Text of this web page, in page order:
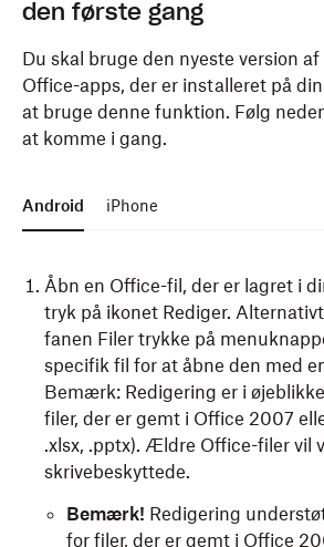
den første gang
Du skal bruge den nyeste version
Office-apps, der er installeret på
at bruge denne funktion. Følg
at komme i gang.
Android iPhone
Åbn en Office-fil, der er lagret i
tryk på ikonet Rediger.
fanen Filer trykke på
specifik fil for at åbne den med
Bemærk: Redigering er i
filer, der er gemt i Office 2007
.xlsx, .pptx). Ældre Office-filer vil
skrivebeskyttede.
Bemærk! Redigering
for filer, der er gemt i Office